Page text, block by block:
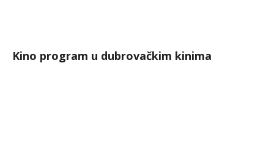
Kino program u dubrovačkim kinima